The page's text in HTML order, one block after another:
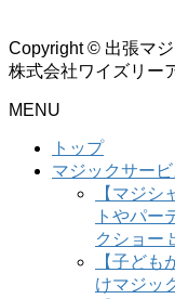
Copyright © 出張マ
株式会社ワイズリー
MENU
トップ
マジックサー
【マジ
トやパ
クショー
【子ど
けマジッ